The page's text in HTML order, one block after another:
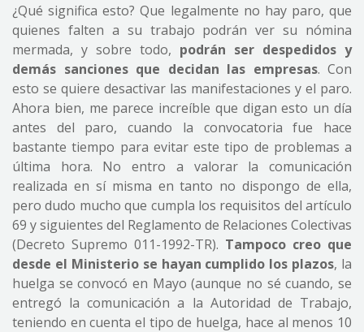
¿Qué significa esto? Que legalmente no hay paro, que
quienes falten a su trabajo podrán ver su nómina
mermada, y sobre todo, podrán ser despedidos y
demás sanciones que decidan las empresas. Con
esto se quiere desactivar las manifestaciones y el paro.
Ahora bien, me parece increíble que digan esto un día
antes del paro, cuando la convocatoria fue hace
bastante tiempo para evitar este tipo de problemas a
última hora. No entro a valorar la comunicación
realizada en sí misma en tanto no dispongo de ella,
pero dudo mucho que cumpla los requisitos del artículo
69 y siguientes del Reglamento de Relaciones Colectivas
(Decreto Supremo 011-1992-TR). Tampoco creo que
desde el Ministerio se hayan cumplido los plazos, la
huelga se convocó en Mayo (aunque no sé cuando, se
entregó la comunicación a la Autoridad de Trabajo,
teniendo en cuenta el tipo de huelga, hace al menos 10